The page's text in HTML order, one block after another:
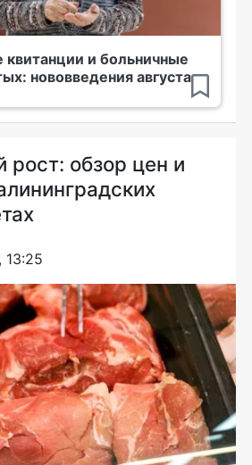
квитанции и больничные
нововведения августа
обзор цен и
13:25